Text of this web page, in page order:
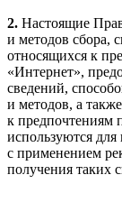
2. Настоящие
и методов сбора,
относящихся к
«Интернет»,
сведений,
и методов, а
к предпочтениям
используются
с применением
получения таких